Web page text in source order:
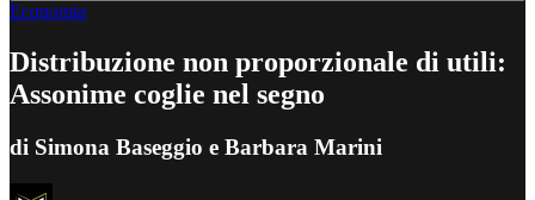
Economia
Distribuzione non proporzionale di utili:
Assonime coglie nel segno
di Simona Baseggio e Barbara Marini